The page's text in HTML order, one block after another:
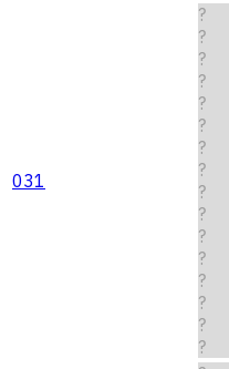
031
?
?
?
?
?
?
?
?
?
?
?
?
?
?
?
?